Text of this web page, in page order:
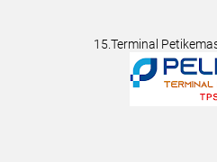
15.Terminal